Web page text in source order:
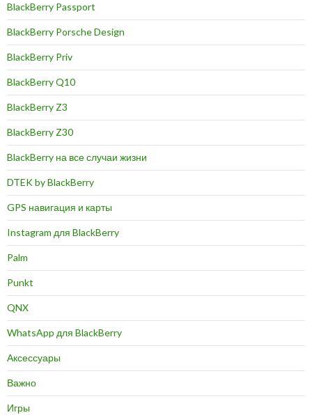
BlackBerry Passport
BlackBerry Porsche Design
BlackBerry Priv
BlackBerry Q10
BlackBerry Z3
BlackBerry Z30
BlackBerry на все случаи жизни
DTEK by BlackBerry
GPS навигация и карты
Instagram для BlackBerry
Palm
Punkt
QNX
WhatsApp для BlackBerry
Аксессуары
Важно
Игры